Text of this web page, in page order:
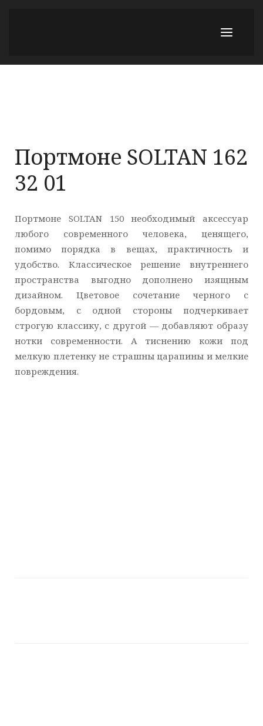
Портмоне SOLTAN 162
32 01
Портмоне SOLTAN 150 необходимый аксессуар
любого современного человека, ценящего,
помимо порядка в вещах, практичность и
удобство. Классическое решение внутреннего
пространства выгодно дополнено изящным
дизайном. Цветовое сочетание черного с
бордовым, с одной стороны подчеркивает
строгую классику, с другой — добавляют образу
нотки современности. А тиснению кожи под
мелкую плетенку не страшны царапины и мелкие
повреждения.